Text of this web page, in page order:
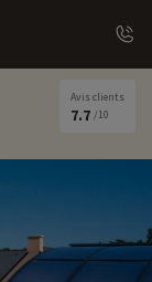
Avis clients
7.7 /10